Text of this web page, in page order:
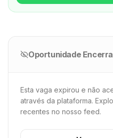
Oportunidade
Esta vaga expirou e não
através da plataforma.
recentes no nosso feed.